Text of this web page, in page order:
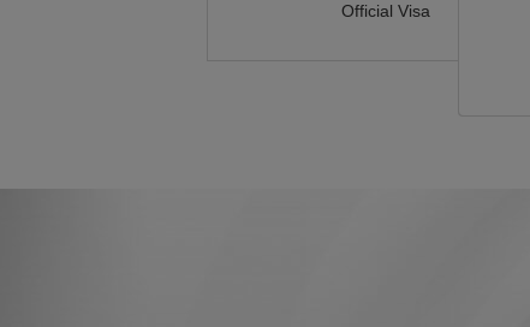
Official Visa